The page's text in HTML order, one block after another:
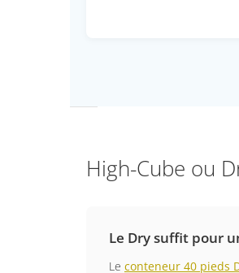
High-Cube ou
Le Dry suffit pour
Le conteneur 40 pieds